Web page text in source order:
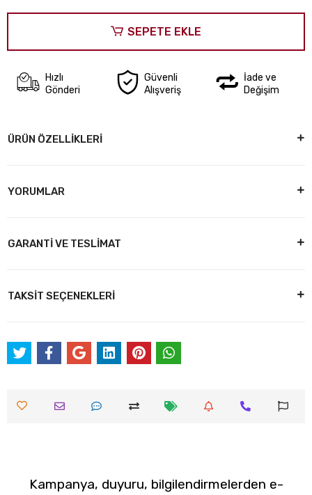
SEPETE EKLE
Hızlı
Gönderi
Güvenli
Alışveriş
İade ve
Değişim
ÜRÜN ÖZELLİKLERİ
YORUMLAR
GARANTİ VE TESLİMAT
TAKSİT SEÇENEKLERİ
Kampanya, duyuru, bilgilendirmelerden e-